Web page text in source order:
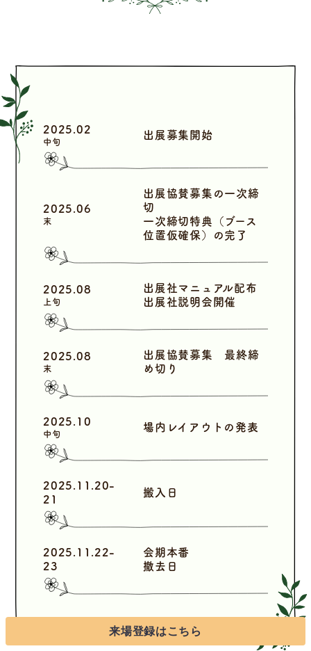
2025.02
中旬
出展募集開始
2025.06
末
出展協賛募集の一次締
切
一次締切特典（ブース
位置仮確保）の完了
2025.08
上旬
出展社マニュアル配布
出展社説明会開催
2025.08
末
出展協賛募集 最終締
め切り
2025.10
中旬
場内レイアウトの発表
2025.11.20-
21
搬入日
2025.11.22-
23
会期本番
撤去日
来場登録はこちら